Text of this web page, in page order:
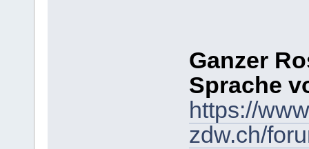
Ganzer
Sprache
https://
zdw.ch/